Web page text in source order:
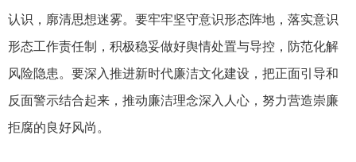
认识，廓清思想迷雾。要牢牢坚守意识形态阵地，落实意识
形态工作责任制，积极稳妥做好舆情处置与导控，防范化解
风险隐患。要深入推进新时代廉洁文化建设，把正面引导和
反面警示结合起来，推动廉洁理念深入人心，努力营造崇廉
拒腐的良好风尚。